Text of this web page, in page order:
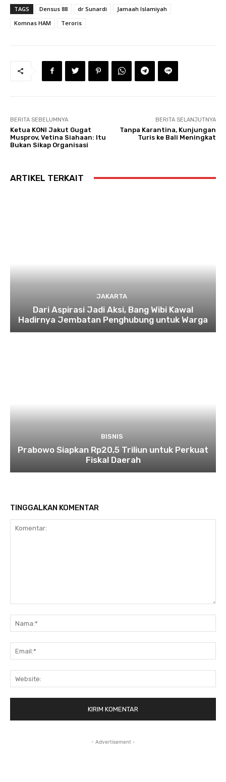
TAGS Densus 88 dr Sunardi
Jamaah Islamiyah
Komnas HAM
Teroris
BERITA SEBELUMNYA
Ketua KONI Jakut Gugat
Musprov, Vetina Siahaan: Itu
Bukan Sikap Organisasi
BERITA SELANJUTNYA
Tanpa Karantina, Kunjungan
Turis ke Bali Meningkat
ARTIKEL TERKAIT
JAKARTA
Dari Aspirasi Jadi Aksi, Bang Wibi Kawal
Hadirnya Jembatan Penghubung untuk Warga
BISNIS
Prabowo Siapkan Rp20,5 Triliun untuk Perkuat
Fiskal Daerah
TINGGALKAN KOMENTAR
- Advertisement -